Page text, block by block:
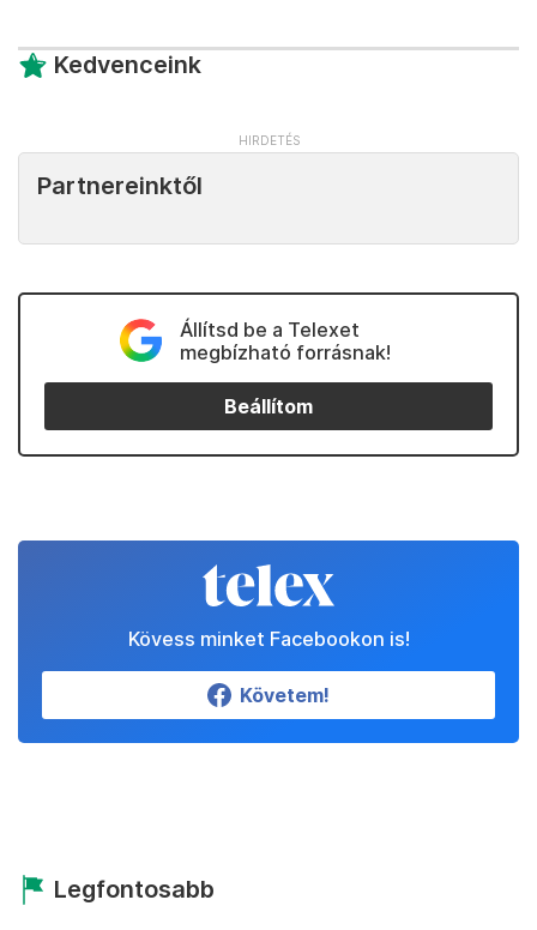
Kedvenceink
Partnereinktől
Állítsd be a Telexet
megbízható forrásnak!
Beállítom
Kövess minket Facebookon is!
Követem!
Legfontosabb